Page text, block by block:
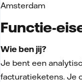
Amsterdam
Functie-
Wie ben jij?
Je bent een
facturatieketens. Je